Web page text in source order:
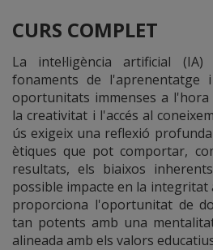
CURS COMPLET
La intel·ligència artificial
fonaments de l'aprenentatge
oportunitats immenses a l'hora
la creativitat i l'accés al
ús exigeix una reflexió
ètiques que pot comportar,
resultats, els biaixos
possible impacte en la integritat
proporciona l'oportunitat de
tan potents amb una
alineada amb els valors